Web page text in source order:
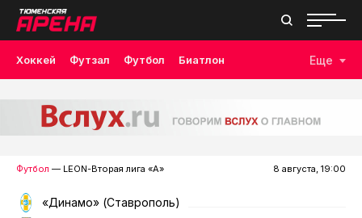
Хоккей Футзал Футбол Биатлон Еще
Футбол — LEON-Вторая лига «А» 8 августа, 19:00
«Динамо» (Ставрополь)